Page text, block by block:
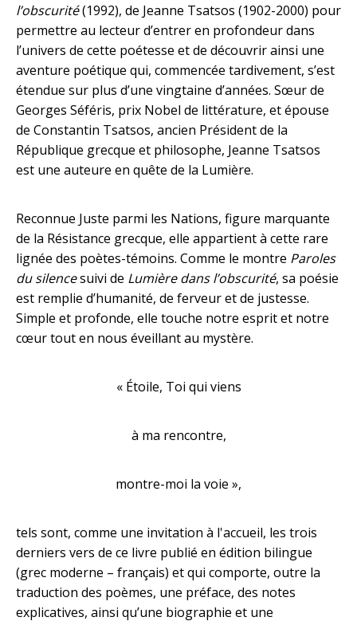
l’obscurité(1992), de Jeanne Tsatsos (1902-2000) pour
permettre au lecteur d’entrer en profondeur dans
l’univers de cette poétesse et de découvrir ainsi une
aventure poétique qui, commencée tardivement, s’est
étendue sur plus d’une vingtaine d’années. Sœur de
Georges Séféris, prix Nobel de littérature, et épouse
de Constantin Tsatsos, ancien Président de la
République grecque et philosophe, Jeanne Tsatsos
est une auteure en quête de la Lumière.
Reconnue Juste parmi les Nations, figure marquante
de la Résistance grecque, elle appartient à cette rare
lignée des poètes-témoins. Comme le montre Paroles
du silencesuivi de Lumière dans l’obscurité, sa poésie
est remplie d’humanité, de ferveur et de justesse.
Simple et profonde, elle touche notre esprit et notre
cœur tout en nous éveillant au mystère.
« Étoile, Toi qui viens
à ma rencontre,
montre-moi la voie »,
tels sont, comme une invitation à l'accueil, les trois
derniers vers de ce livre publié en édition bilingue
(grec moderne – français) et qui comporte, outre la
traduction des poèmes, une préface, des notes
explicatives, ainsi qu’une biographie et une